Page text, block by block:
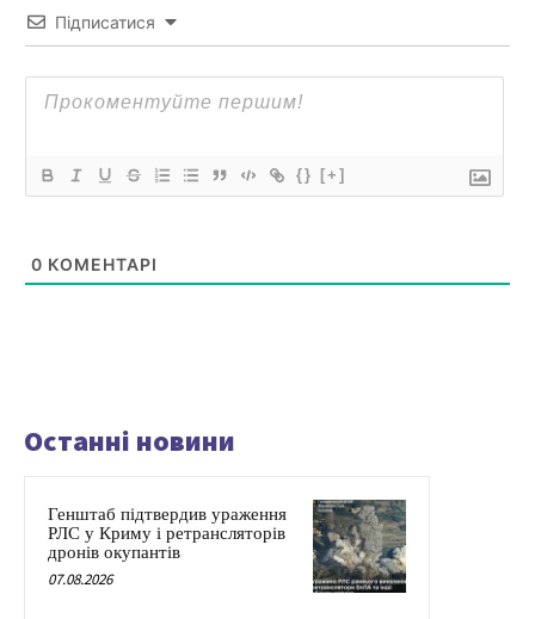
Підписатися
{} [+]
0 КОМЕНТАРІ
Останні новини
Генштаб підтвердив ураження
РЛС у Криму і ретрансляторів
дронів окупантів
07.08.2026